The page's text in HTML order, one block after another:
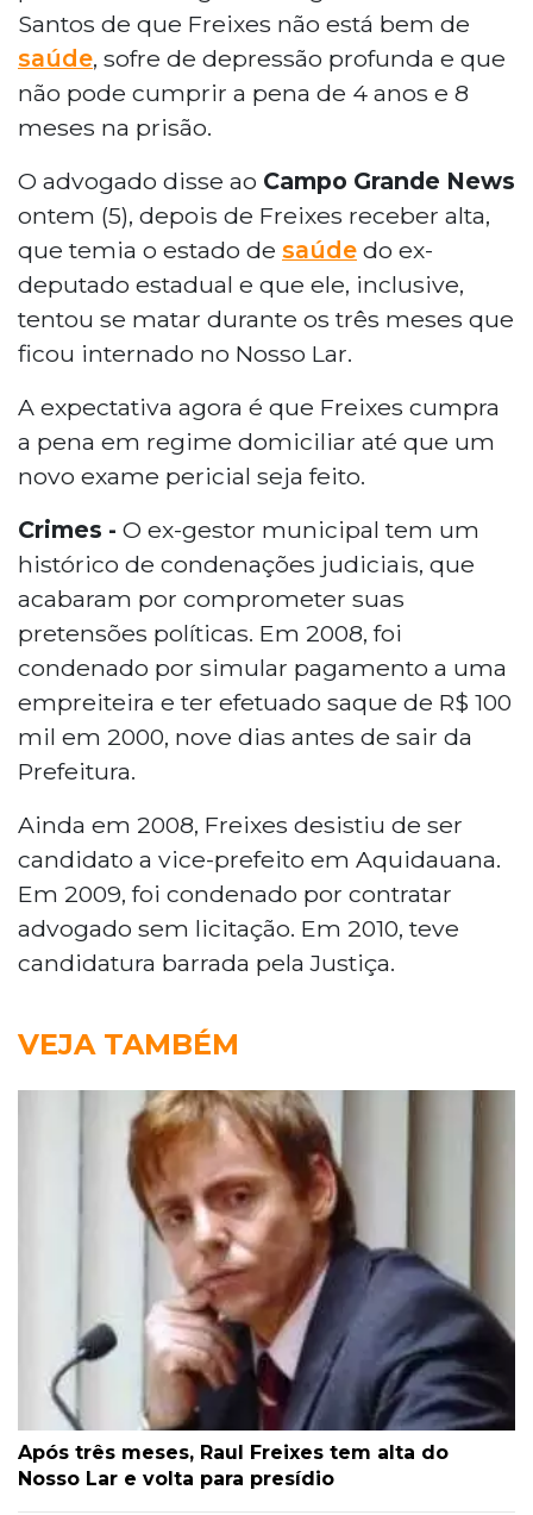
Santos de que Freixes não está bem de
saúde, sofre de depressão profunda e que
não pode cumprir a pena de 4 anos e 8
meses na prisão.
O advogado disse ao Campo Grande News
ontem (5), depois de Freixes receber alta,
que temia o estado de saúde do ex-
deputado estadual e que ele, inclusive,
tentou se matar durante os três meses que
ficou internado no Nosso Lar.
A expectativa agora é que Freixes cumpra
a pena em regime domiciliar até que um
novo exame pericial seja feito.
Crimes - O ex-gestor municipal tem um
histórico de condenações judiciais, que
acabaram por comprometer suas
pretensões políticas. Em 2008, foi
condenado por simular pagamento a uma
empreiteira e ter efetuado saque de R$ 100
mil em 2000, nove dias antes de sair da
Prefeitura.
Ainda em 2008, Freixes desistiu de ser
candidato a vice-prefeito em Aquidauana.
Em 2009, foi condenado por contratar
advogado sem licitação. Em 2010, teve
candidatura barrada pela Justiça.
VEJA TAMBÉM
Após três meses, Raul Freixes tem alta do
Nosso Lar e volta para presídio